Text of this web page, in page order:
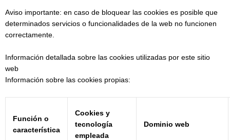
Aviso importante: en caso de bloquear las cookies es posible que
determinados servicios o funcionalidades de la web no funcionen
correctamente.
Información detallada sobre las cookies utilizadas por este sitio
web
Información sobre las cookies propias:
Función o
característica
Cookies y
tecnología
empleada
Dominio web